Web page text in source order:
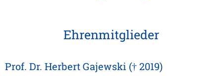
Ehrenmitglieder
Prof. Dr. Herbert Gajewski († 2019)